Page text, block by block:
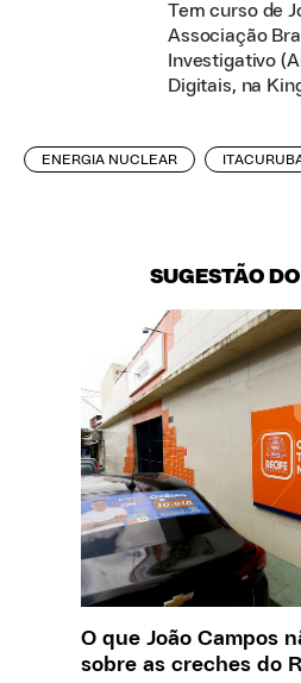
Tem curso de
Associação
Investigativo
Digitais, na
ENERGIA NUCLEAR
SUGESTÃO
O que João Campos
sobre as creches do